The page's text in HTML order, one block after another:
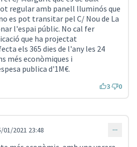
regular amb panell lluminós que
es pot transitar pel C/ Nou de La
l'espai públic. No cal fer
que ha projectat
els 365 dies de l'any les 24
més econòmiques i
publica d'1M€.
3 0
01/2021 23:48